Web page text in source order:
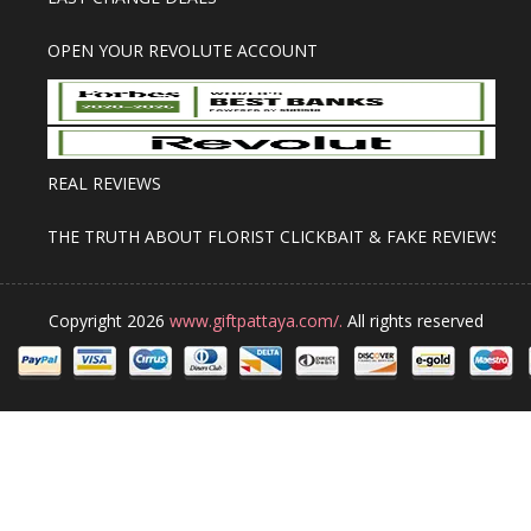
OPEN YOUR REVOLUTE ACCOUNT
REAL REVIEWS
THE TRUTH ABOUT FLORIST CLICKBAIT & FAKE REVIEWS
Copyright 2026 www.giftpattaya.com/. All rights reserved